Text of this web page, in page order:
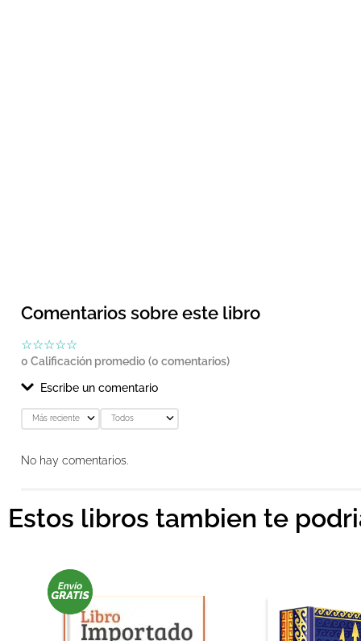
Comentarios sobre este libro
☆☆☆☆☆
0 Calificación promedio (0 comentarios)
Escribe un comentario
Agregar comentario
★★★
Tu nombre
Más reciente Todos
No hay comentarios.
Estos libros tambien te